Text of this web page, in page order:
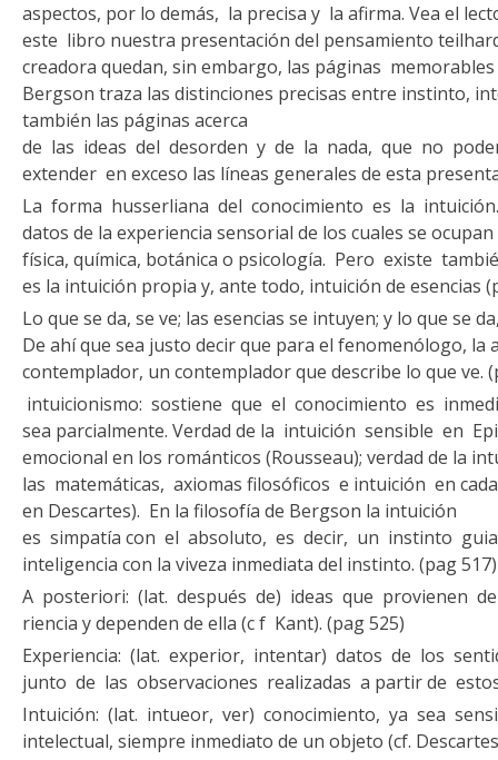
aspec­tos, por lo demás, la precisa y la afirma. Vea el
este libro nuestra presentación del pensamiento
creadora quedan, sin embargo, las páginas
Bergson traza las distin­ciones precisas entre instinto,
también las páginas acerca
de las ideas del desorden y de la nada, que no
extender en exceso las líneas generales de esta
La forma husserliana del conocimiento es la
datos de la experiencia sensorial de los cuales se
física, química, botánica o psicología. Pero existe
es la intuición propia y, ante todo, intuición de esencias
Lo que se da, se ve; las esencias se intuyen; y lo que se
De ahí que sea justo decir que para el fenomenólogo, la
contemplador, un contemplador que describe lo que ve.
intuicionismo: sostiene que el conocimiento es
sea parcialmente. Verdad de la intuición sensible en
emocional en los románticos (Rousseau); verdad de la
las matemáticas, axiomas filosóficos e intuición en
en Descartes). En la filosofía de Bergson la intuición
es simpatía con el absoluto, es decir, un instinto
inteligencia con la viveza inme­diata del instinto. (pag 517)
A posteriori: (lat. después de) ideas que provienen
riencia y dependen de ella (c f Kant). (pag 525)
Experiencia: (lat. experior, intentar) datos de los
junto de las observaciones realizadas a partir de
Intuición: (lat. intueor, ver) conocimiento, ya sea
intelectual, siempre inmediato de un objeto (cf.